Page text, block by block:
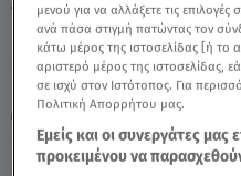
Κυριακή 9 Αυγούστου 2026
27.11.23, 22:23 MEDIA
TAGS: ΦΑΡΜΑ ΦΑΡΜΑ
μενού για να αλλάξετε τις
ανά πάσα στιγμή πατώντας τον
κάτω μέρος της ιστοσελίδας [ή το
αριστερό μέρος της ιστοσελίδας,
σε ισχύ στον Ιστότοπος. Για
Πολιτική Απορρήτου μας.
Εμείς και οι συνεργάτες
προκειμένου να